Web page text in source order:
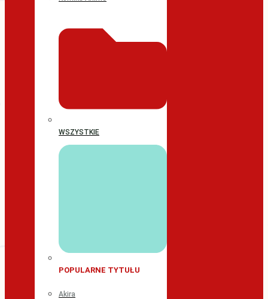
WSZYSTKIE
POPULARNE TYTUŁU
Akira